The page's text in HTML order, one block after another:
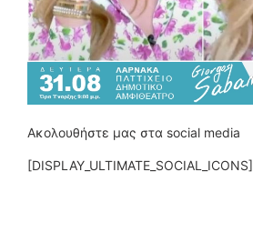
Ακολουθήστε μας στα social media
[DISPLAY_ULTIMATE_SOCIAL_ICONS]